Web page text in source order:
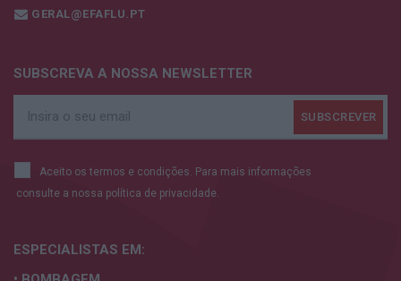
GERAL@EFAFLU.PT
SUBSCREVA A NOSSA NEWSLETTER
Aceito os termos e condições. Para mais informações
consulte a nossa política de privacidade.
ESPECIALISTAS EM: